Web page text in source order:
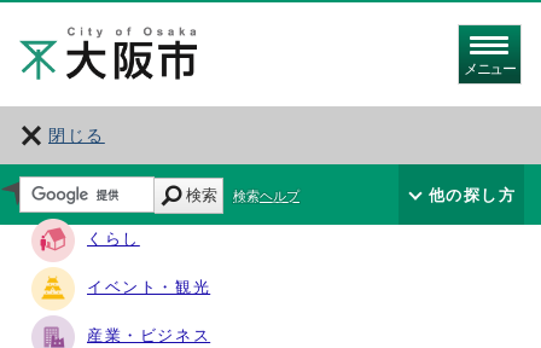
メニュー
閉じる
サイト・ナビ
くらし
イベント・観光
産業・ビジネス
検索 検索ヘルプ 他の探し方